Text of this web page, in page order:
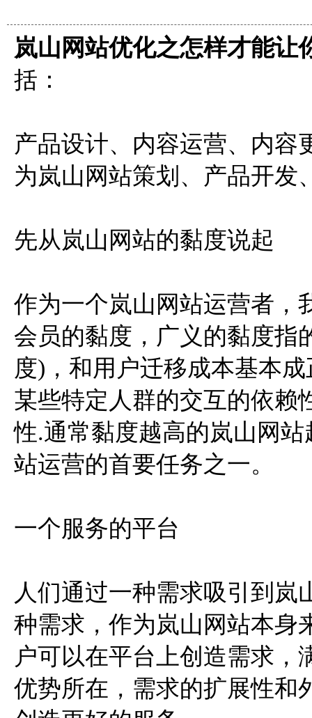
岚山网站优化之怎样才能让
括：
产品设计、内容运营、内容
为岚山网站策划、产品开发
先从岚山网站的黏度说起
作为一个岚山网站运营者，
会员的黏度，广义的黏度指
度)，和用户迁移成本基本
某些特定人群的交互的依赖
性.通常黏度越高的岚山网
站运营的首要任务之一。
一个服务的平台
人们通过一种需求吸引到
种需求，作为岚山网站本身
户可以在平台上创造需求
优势所在，需求的扩展性和